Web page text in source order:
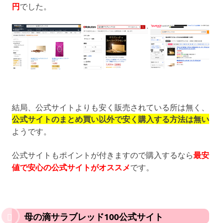
円でした。
結局、公式サイトよりも安く販売されている所は無く、
公式サイトのまとめ買い以外で安く購入する方法は無い
ようです。
公式サイトもポイントが付きますので購入するなら最安
値で安心の公式サイトがオススメです。
母の滴サラブレッド100公式サイト